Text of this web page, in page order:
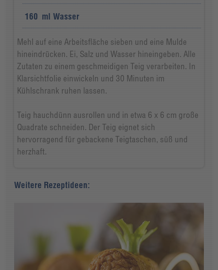
160 ml Wasser
Mehl auf eine Arbeitsfläche sieben und eine Mulde
hineindrücken. Ei, Salz und Wasser hineingeben. Alle
Zutaten zu einem geschmeidigen Teig verarbeiten. In
Klarsichtfolie einwickeln und 30 Minuten im
Kühlschrank ruhen lassen.
Teig hauchdünn ausrollen und in etwa 6 x 6 cm große
Quadrate schneiden. Der Teig eignet sich
hervorragend für gebackene Teigtaschen, süß und
herzhaft.
Weitere Rezeptideen: